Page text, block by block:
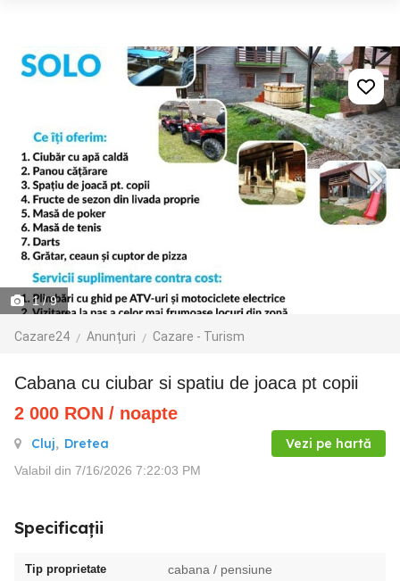
1/ 9
Cazare24 Anunțuri Cazare - Turism
Cabana cu ciubar si spatiu de joaca pt copii
2 000 RON / noapte
Cluj, Dretea Vezi pe hartă
Valabil din 7/16/2026 7:22:03 PM
Specificații
Tip proprietate cabana / pensiune